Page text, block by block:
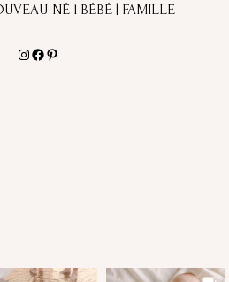
NÉ l BÉBÉ | FAMILLE
Instagram
Facebook
Pinterest